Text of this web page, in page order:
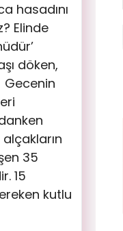
hasadını
Elinde
döken,
Gecenin
35
15
kutlu